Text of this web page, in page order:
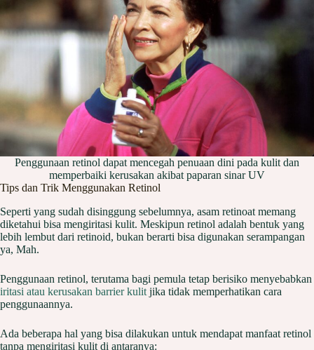
Penggunaan retinol dapat mencegah penuaan dini pada kulit dan
memperbaiki kerusakan akibat paparan sinar UV
Tips dan Trik Menggunakan Retinol
Seperti yang sudah disinggung sebelumnya, asam retinoat memang
diketahui bisa mengiritasi kulit. Meskipun retinol adalah bentuk yang
lebih lembut dari retinoid, bukan berarti bisa digunakan serampangan
ya, Mah.
Penggunaan retinol, terutama bagi pemula tetap berisiko menyebabkan
iritasi atau kerusakan barrier kulit jika tidak memperhatikan cara
penggunaannya.
Ada beberapa hal yang bisa dilakukan untuk mendapat manfaat retinol
tanpa mengiritasi kulit di antaranya: